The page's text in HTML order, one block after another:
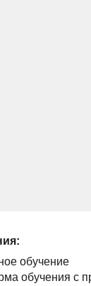
обучение
обучения с